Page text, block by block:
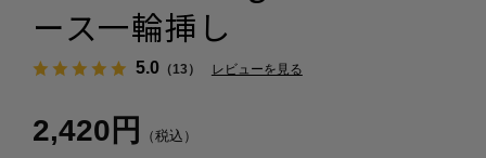
ース一輪挿し
5.0（13） レビューを見る
2,420円 （税込）